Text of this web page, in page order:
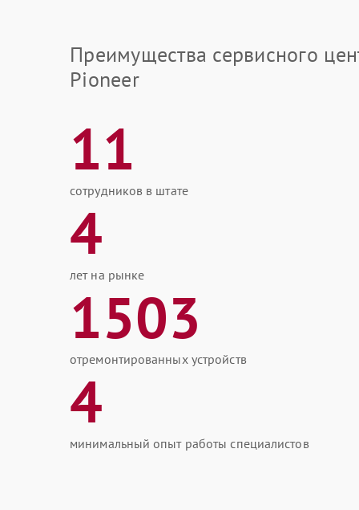
Преимущества сервисного
Pioneer
11
сотрудников в штате
4
лет на рынке
1503
отремонтированных устройств
4
минимальный опыт работы специалистов